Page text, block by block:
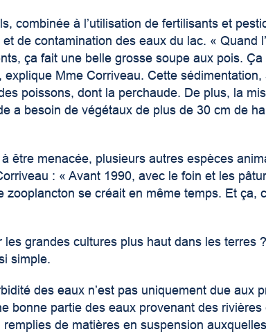
combinée à l’utilisation de fertilisants et
de contamination des eaux du lac. « Quand
ça fait une belle grosse soupe aux pois.
explique Mme Corriveau. Cette sédimentation,
poissons, dont la perchaude. De plus, la
a besoin de végétaux de plus de 30 cm de
être menacée, plusieurs autres espèces
: « Avant 1990, avec le foin et les
zooplancton se créait en même temps. Et ça,
grandes cultures plus haut dans les terres
simple.
des eaux n’est pas uniquement due aux
bonne partie des eaux provenant des
de matières en suspension